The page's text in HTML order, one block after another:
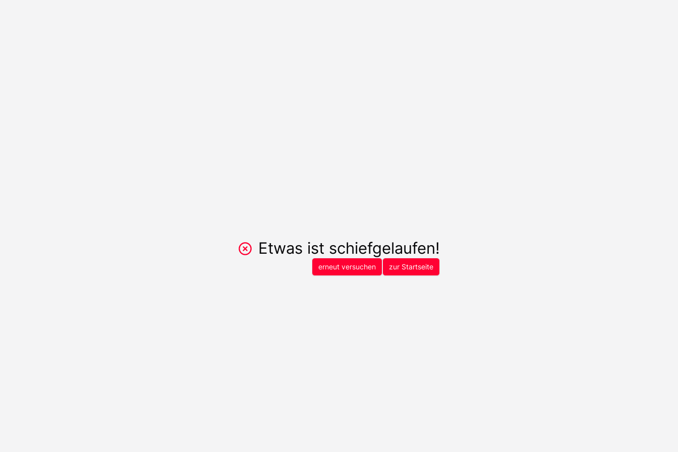
Etwas ist schiefgelaufen!
erneut versuchen zur Startseite